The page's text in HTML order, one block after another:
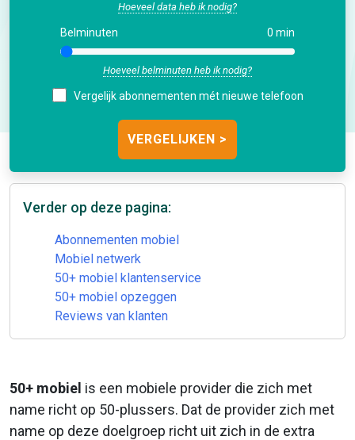
Hoeveel data heb ik nodig?
Belminuten 0 min
Hoeveel belminuten heb ik nodig?
Vergelijk abonnementen mét nieuwe telefoon
Verder op deze pagina:
Abonnementen mobiel
Mobiel netwerk
50+ mobiel klantenservice
50+ mobiel opzeggen
Reviews van klanten
50+ mobiel is een mobiele provider die zich met
name richt op 50-plussers. Dat de provider zich met
name op deze doelgroep richt uit zich in de extra